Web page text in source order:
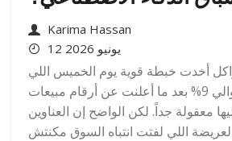
Karima Hassan
12 يونيو 2026
أخدت خبطة قوية يوم الخميس اللي
فات، ونزلت بحوالي 9% بعد ما أعلنت عن أرقام مبيعات
معقولة جداً. لكن الواضح إن العناوين